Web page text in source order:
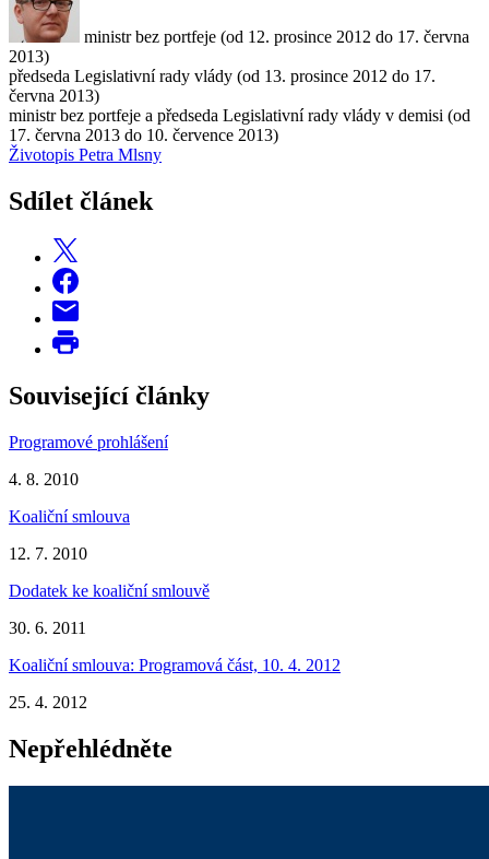
ministr bez portfeje (od 12. prosince 2012 do 17. června
2013)
předseda Legislativní rady vlády (od 13. prosince 2012 do 17.
června 2013)
ministr bez portfeje a předseda Legislativní rady vlády v demisi (od
17. června 2013 do 10. července 2013)
Životopis Petra Mlsny
Sdílet článek
Související články
Programové prohlášení
4. 8. 2010
Koaliční smlouva
12. 7. 2010
Dodatek ke koaliční smlouvě
30. 6. 2011
Koaliční smlouva: Programová část, 10. 4. 2012
25. 4. 2012
Nepřehlédněte